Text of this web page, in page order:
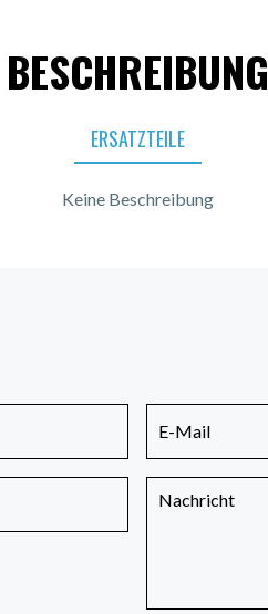
BESCHREIBUNG
ERSATZTEILE
Keine Beschreibung